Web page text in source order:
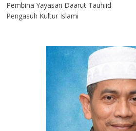
Pembina Yayasan Daarut Tauhiid
Pengasuh Kultur Islami